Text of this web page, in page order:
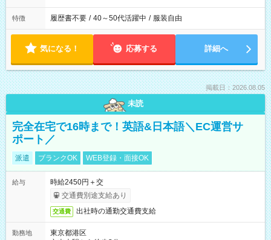
特徴 履歴書不要 / 40～50代活躍中 / 服装自由
気になる！ 応募する 詳細へ
掲載日：2026.08.05
未読
完全在宅で16時まで！英語&日本語＼EC運営サ
ポート／
派遣 ブランクOK WEB登録・面接OK
給与
時給2450円＋交
交通費別途支給あり
交通費 出社時の通勤交通費支給
勤務地
東京都港区